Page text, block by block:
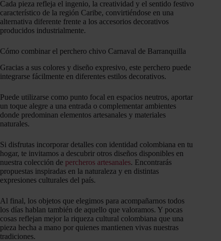
Cada pieza refleja el ingenio, la creatividad y el sentido festivo
característico de la región Caribe, convirtiéndose en una
alternativa diferente frente a los accesorios decorativos
producidos industrialmente.
Cómo combinar el perchero chivo Carnaval de Barranquilla
Gracias a sus colores y diseño expresivo, este perchero puede
integrarse fácilmente en diferentes estilos decorativos.
Puede utilizarse como punto focal en espacios neutros, aportar
un toque alegre a una entrada o complementar ambientes
donde predominan elementos artesanales y materiales
naturales.
Si disfrutas incorporar detalles con identidad colombiana en tu
hogar, te invitamos a descubrir otros diseños disponibles en
nuestra colección de percheros artesanales. Encontrarás
propuestas inspiradas en la naturaleza y en distintas
expresiones culturales del país.
Al final, los objetos que elegimos para acompañarnos todos
los días hablan también de aquello que valoramos. Y pocas
cosas reflejan mejor la riqueza cultural colombiana que una
pieza hecha a mano por quienes mantienen vivas nuestras
tradiciones.